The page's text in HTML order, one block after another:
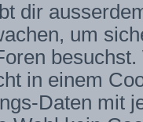
dir
um
in einem
Daten mit